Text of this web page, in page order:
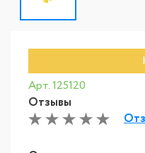
Арт. 125120
Отзывы